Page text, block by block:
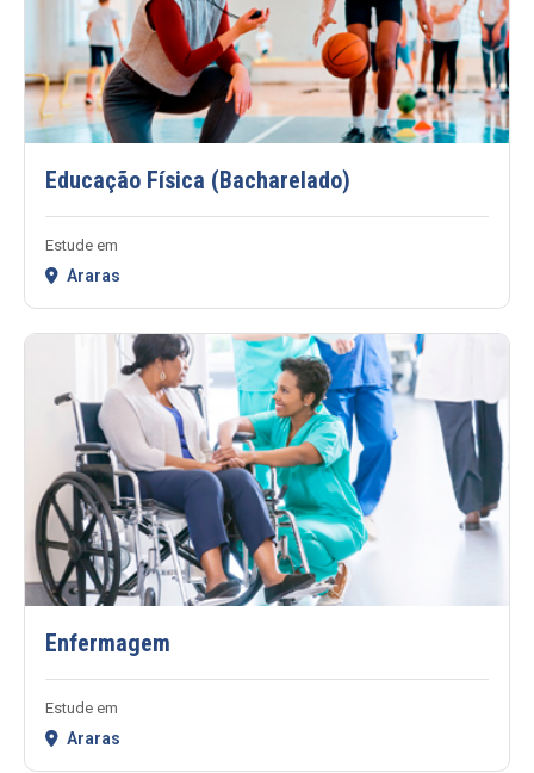
Educação Física (Bacharelado)
Estude em
Araras
Enfermagem
Estude em
Araras